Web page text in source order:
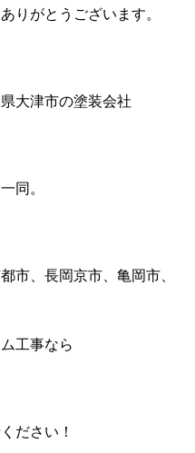
りがとうございます。
大津市の塗装会社
同。
市、長岡京市、亀岡市、
工事なら
ださい！